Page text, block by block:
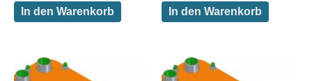
In den Warenkorb In den Warenkorb